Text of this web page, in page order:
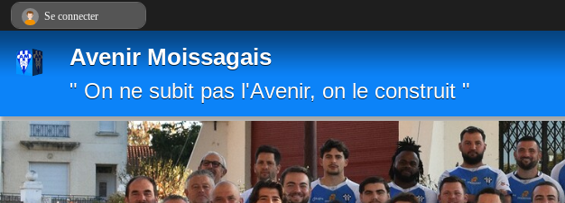
Avenir Moissagais
" On ne subit pas l'Avenir, on le construit "
Se connecter
Panneau de gestion des cookies